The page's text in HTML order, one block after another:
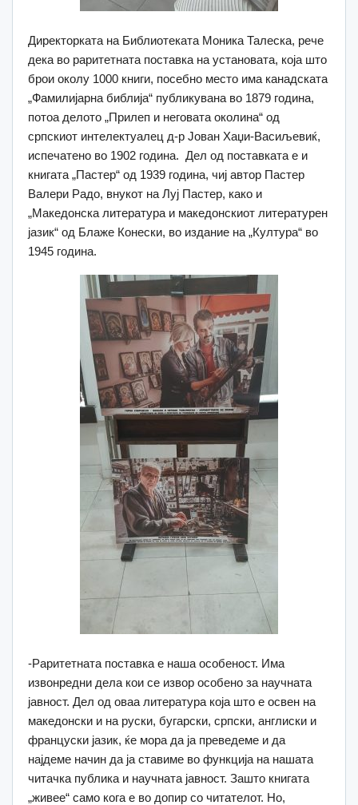
Директорката на Библиотеката Моника Талеска, рече
дека во раритетната поставка на установата, која што
брои околу 1000 книги, посебно место има канадската
„Фамилијарна библија“ публикувана во 1879 година,
потоа делото „Прилеп и неговата околина“ од
српскиот интелектуалец д-р Јован Хаџи-Васиљевиќ,
испечатено во 1902 година. Дел од поставката е и
книгата „Пастер“ од 1939 година, чиј автор Пастер
Валери Радо, внукот на Луј Пастер, како и
„Македонска литература и македонскиот литературен
јазик“ од Блаже Конески, во издание на „Култура“ во
1945 година.
-Раритетната поставка е наша особеност. Има
извонредни дела кои се извор особено за научната
јавност. Дел од оваа литература која што е освен на
македонски и на руски, бугарски, српски, англиски и
француски јазик, ќе мора да ја преведеме и да
најдеме начин да ја ставиме во функција на нашата
читачка публика и научната јавност. Зашто книгата
„живее“ само кога е во допир со читателот. Но,